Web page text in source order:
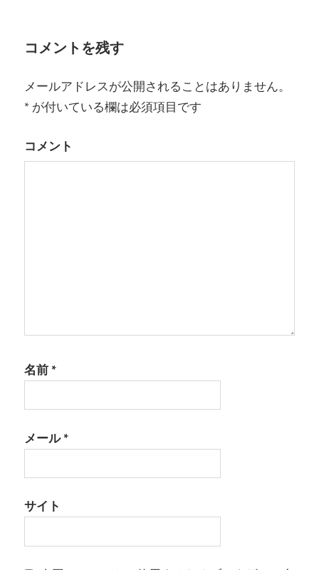
ゲ
ー
シ
ョ
ン
コメントを残す
メールアドレスが公開されることはありません。
*が付いている欄は必須項目です
コメント
名前*
メール*
サイト